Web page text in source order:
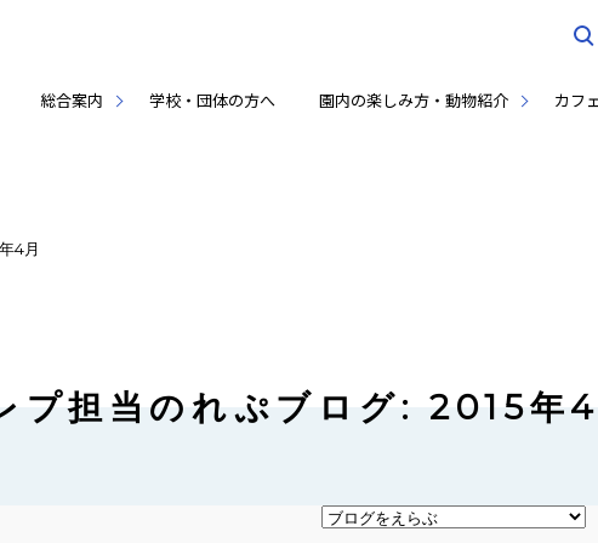
総合案内 学校・団体の方へ 園内の楽しみ方・動物紹介 カフ
4月
プ担当のれぷブログ: 2015年